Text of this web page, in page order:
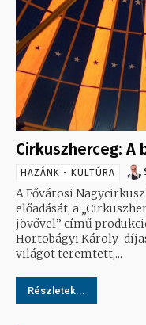
Cirkuszherceg: A
HAZÁNK - KULTÚRA
A Fővárosi
előadását, a
jövővel” című
Hortobágyi Károly-
világot teremtett,...
Részletek...